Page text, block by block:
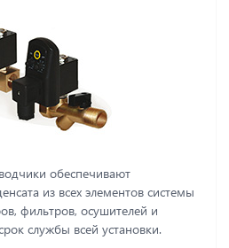
обеспечивают
из всех элементов системы
фильтров, осушителей и
службы всей установки.